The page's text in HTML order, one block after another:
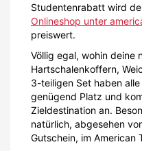
Studentenrabatt wird
Onlineshop unter
preiswert.
Völlig egal, wohin deine
Hartschalenkoffern,
3-teiligen Set haben
genügend Platz und
Zieldestination an.
natürlich, abgesehen
Gutschein, im American